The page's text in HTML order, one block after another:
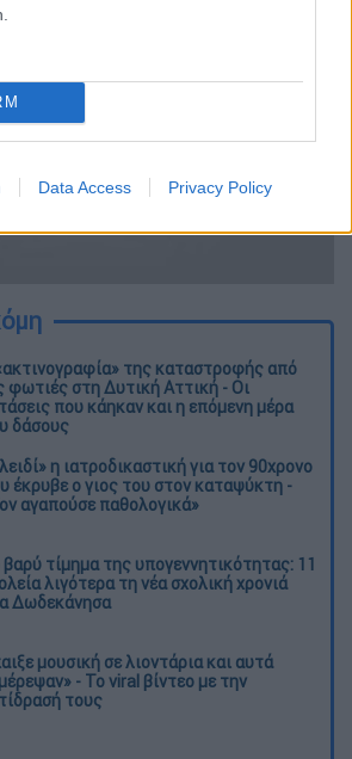
Data Access Privacy Policy
της καταστροφής από
φωτιές στη Δυτική Αττική - Οι
που κάηκαν και η επόμενη μέρα
δάσους
η ιατροδικαστική για τον 90χρονο
έκρυβε ο γιος του στον καταψύκτη -
αγαπούσε παθολογικά»
τίμημα της υπογεννητικότητας: 11
λιγότερα τη νέα σχολική χρονιά
Δωδεκάνησα
μουσική σε λιοντάρια και αυτά
- Το viral βίντεο με την
τους